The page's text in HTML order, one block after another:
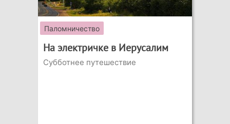
Паломничество
На электричке в Иерусалим
Субботнее путешествие